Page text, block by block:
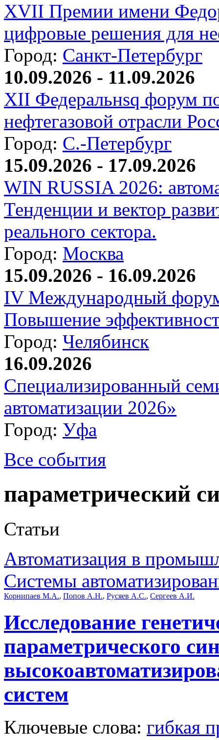
XVII Премии имени
цифровые решения для
Город: Санкт-Петербург
10.09.2026 - 11.09.2026
XII Федеральнsq форум
нефтегазовой отрасли
Город: С.-Петербург
15.09.2026 - 17.09.2026
WIN RUSSIA 2026:
Тенденции и вектор
реального сектора.
Город: Москва
15.09.2026 - 16.09.2026
IV Международный
Повышение
Город: Челябинск
16.09.2026
Специализированный
автоматизации 2026»
Город: Уфа
Все события
параметрический
Статьи
Автоматизация в
Системы
Корнипаев М.А., Попов А.Н., Русяев А.С., Сергеев А.И.
Исследование
параметрического
систем
Ключевые слова: гибкая